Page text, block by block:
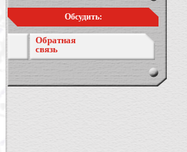
Обсудить:
Обратная
связь